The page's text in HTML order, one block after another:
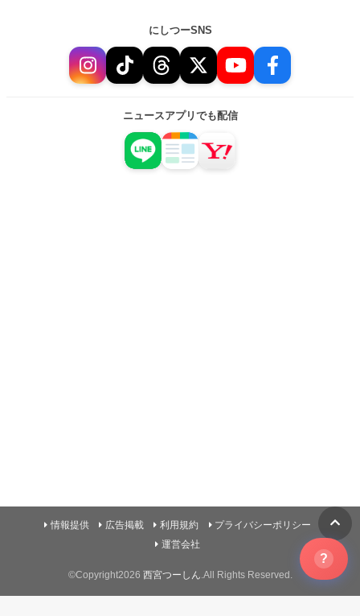
にしつーSNS
ニュースアプリでも配信
情報提供 広告掲載 利用規約
プライバシーポリシー
運営会社
©Copyright2026 西宮つーしん .All Rights Reserved.
?